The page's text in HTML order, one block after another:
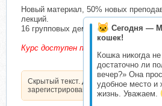
Сегодня —
кошек!
Кошка никогда
достаточно ли
вечер?» Она
удобное место
жизнь. Уважаем.
Новый материал, 50% новых
лекций.
16 групповых демонстрационных
Курс доступен после оплаты!
Скрытый текст. Доступен только
зарегистрированным пользователям.